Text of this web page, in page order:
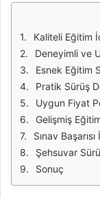
Kaliteli Eğitim
Deneyimli ve
Esnek Eğitim
Pratik Sürüş
Uygun Fiyat
Gelişmiş
Sınav
Şehsuvar
Sonuç